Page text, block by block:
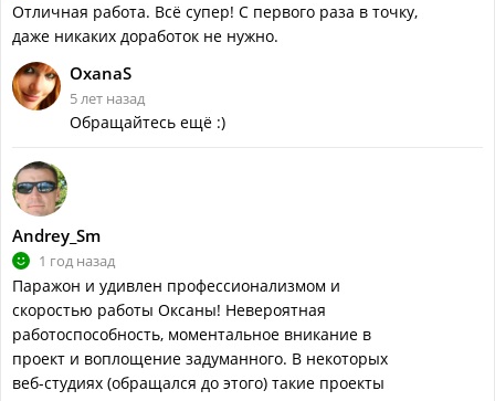
Отличная работа. Всё супер! С первого раза в точку,
даже никаких доработок не нужно.
OxanaS
5 лет назад
Обращайтесь ещё :)
Andrey_Sm
1 год назад
Паражон и удивлен профессионализмом и
скоростью работы Оксаны! Невероятная
работоспособность, моментальное вникание в
проект и воплощение задуманного. В некоторых
веб-студиях (обращался до этого) такие проекты